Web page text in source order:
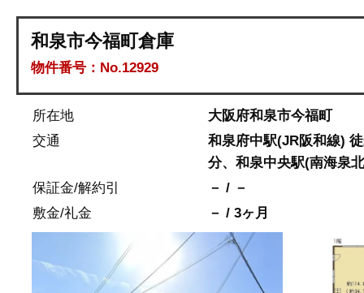
和泉市今福町倉庫
物件番号：No.12929
所在地
大阪府和泉市今福町
交通
和泉府中駅(JR阪和線)
分、和泉中央駅(南海泉
保証金/解約引
－ / －
敷金/礼金
－ / 3ヶ月